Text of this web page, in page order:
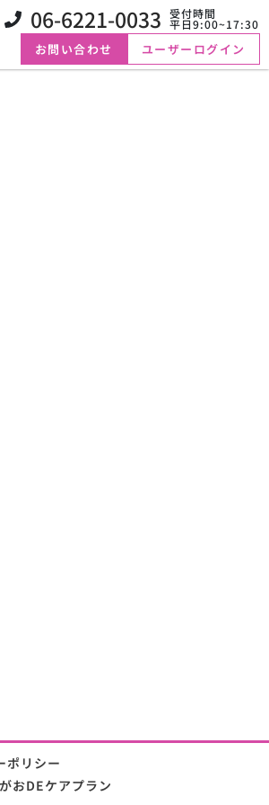
06-6221-0033 受付時間
平日9:00~17:30
お問い合わせ ユーザーログイン
ポリシー
おDEケアプラン